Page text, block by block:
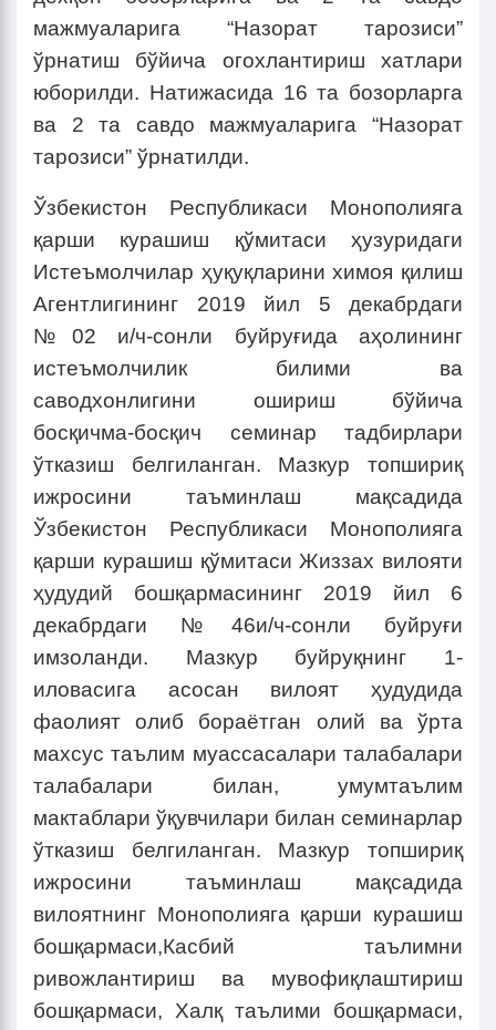
мажмуаларига “Назорат тарозиси”
ўрнатиш бўйича огохлантириш хатлари
юборилди. Натижасида 16 та бозорларга
ва 2 та савдо мажмуаларига “Назорат
тарозиси” ўрнатилди.
Ўзбекистон Республикаси Монополияга
қарши курашиш қўмитаси ҳузуридаги
Истеъмолчилар ҳуқуқларини химоя қилиш
Агентлигининг 2019 йил 5 декабрдаги
№02 и/ч-сонли буйруғида аҳолининг
истеъмолчилик билими ва
саводхонлигини ошириш бўйича
босқичма-босқич семинар тадбирлари
ўтказиш белгиланган. Мазкур топшириқ
ижросини таъминлаш мақсадида
Ўзбекистон Республикаси Монополияга
қарши курашиш қўмитаси Жиззах вилояти
ҳудудий бошқармасининг 2019 йил 6
декабрдаги №46и/ч-сонли буйруғи
имзоланди. Мазкур буйруқнинг 1-
иловасига асосан вилоят ҳудудида
фаолият олиб бораётган олий ва ўрта
махсус таълим муассасалари талабалари
талабалари билан, умумтаълим
мактаблари ўқувчилари билан семинарлар
ўтказиш белгиланган. Мазкур топшириқ
ижросини таъминлаш мақсадида
вилоятнинг Монополияга қарши курашиш
бошқармаси,Касбий таълимни
ривожлантириш ва мувофиқлаштириш
бошқармаси, Халқ таълими бошқармаси,